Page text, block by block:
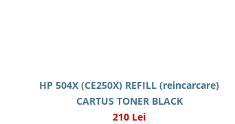
HP 504X (CE250X) REFILL (reincarcare)
CARTUS TONER BLACK
210 Lei